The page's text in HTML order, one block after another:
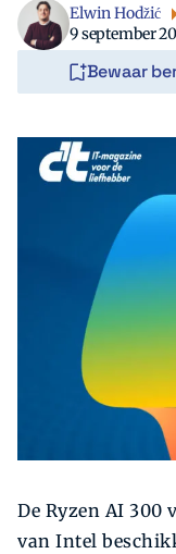
Zoeken
Elwin Hodžić
9 september
Bewaar
De Ryzen AI 300
van Intel